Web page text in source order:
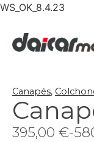
WS_OK_8.4.23
Canapés,
395,00 €-